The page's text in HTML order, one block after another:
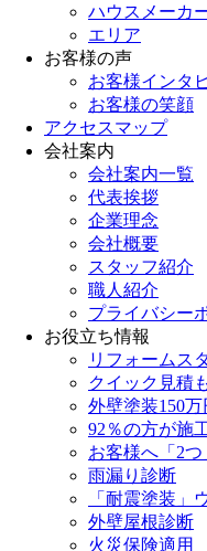
ハウスメーカ
エリア
お客様の声
お客様インタ
お客様の笑顔
アクセスマップ
会社案内
会社案内一覧
代表挨拶
企業理念
会社概要
スタッフ紹介
職人紹介
プライバシー
お役立ち情報
リフォームス
クイック見積
外壁塗装150万
92％の方が施
お客様へ「2つ
雨漏り診断
「耐震塗装」
外壁屋根診断
火災保険適用